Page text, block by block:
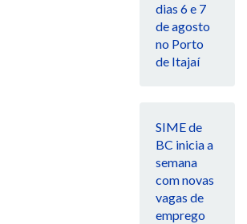
dias 6 e 7
de agosto
no Porto
de Itajaí
SIME de
BC inicia a
semana
com novas
vagas de
emprego